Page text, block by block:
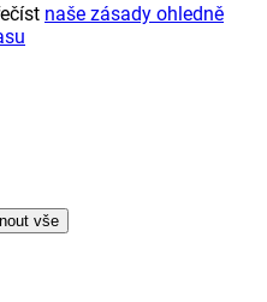
naše zásady ohledně
vše